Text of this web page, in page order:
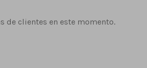
de clientes en este momento.